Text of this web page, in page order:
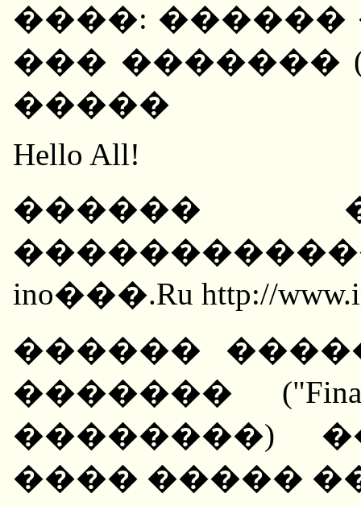
����:
��� �������
�����
Hello All!
������
ino���.Ru http://
������
�������
��������)
���� �����